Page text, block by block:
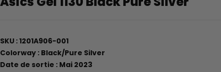
SKU : 1201A906-001
Colorway : Black/Pure Silver
Date de sortie : Mai 2023